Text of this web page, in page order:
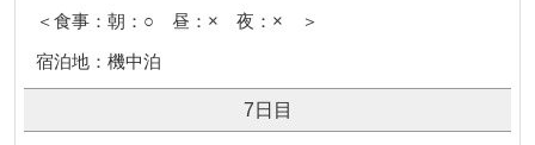
＜食事：朝：○ 昼：× 夜：× ＞
宿泊地：機中泊
7日目